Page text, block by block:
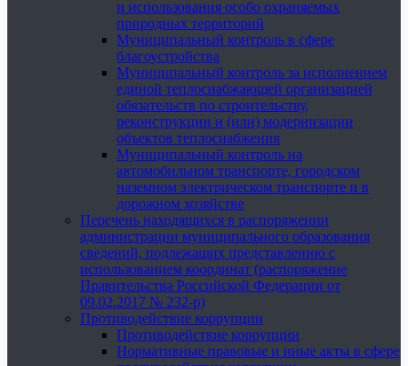
и использования особо охраняемых
природных территорий
Муниципальный контроль в сфере
благоустройства
Муниципальный контроль за исполнением
единой теплоснабжающей организацией
обязательств по строительству,
реконструкции и (или) модернизации
объектов теплоснабжения
Муниципальный контроль на
автомобильном транспорте, городском
наземном электрическом транспорте и в
дорожном хозяйстве
Перечень находящихся в распоряжении
администрации муниципального образования
сведений, подлежащих представлению с
использованием координат (распоряжение
Правительства Российской Федерации от
09.02.2017 № 232-р)
Противодействие коррупции
Противодействие коррупции
Нормативные правовые и иные акты в сфере